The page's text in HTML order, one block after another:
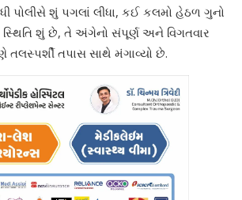
પોલીસે શું પગલાં લીધા, કઈ કલમો હેઠળ ગુનો
સ્થિતિ શું છે, તે અંગેનો સંપૂર્ણ અને વિગતવાર
તલસ્પર્શી તપાસ સાથે મંગાવ્યો છે.